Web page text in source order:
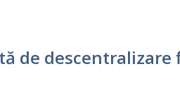
de descentralizare